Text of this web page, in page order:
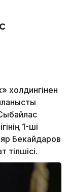
холдингінен
1-ші
Бекайдаров
тілшісі.